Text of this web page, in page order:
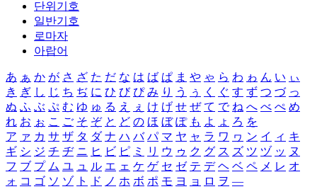
단위기호
일반기호
로마자
아랍어
あ ぁ か が さ ざ た だ な は ば ぱ ま や ゃ ら わ ゎ ん い ぃ
き ぎ し じ ち ぢ に ひ び ぴ み り う ぅ く ぐ す ず つ づ っ
ぬ ふ ぶ ぷ む ゆ ゅ る え ぇ け げ せ ぜ て で ね へ べ ぺ め
れ お ぉ こ ご そ ぞ と ど の ほ ぼ ぽ も よ ょ ろ を
ア ァ カ サ ザ タ ダ ナ ハ バ パ マ ヤ ャ ラ ワ ヮ ン イ ィ キ
ギ シ ジ チ ヂ ニ ヒ ビ ピ ミ リ ウ ゥ ク グ ス ズ ツ ヅ ッ ヌ
フ ブ プ ム ユ ュ ル エ ェ ケ ゲ セ ゼ テ デ ヘ ベ ペ メ レ オ
ォ コ ゴ ソ ゾ ト ド ノ ホ ボ ポ モ ヨ ョ ロ ヲ ―